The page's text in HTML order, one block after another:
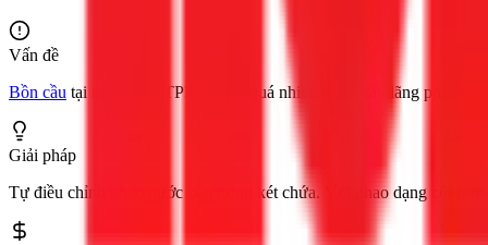
Vấn đề
Bồn cầu tại nhà bạn ở TPHCM xả quá nhiều nước gây lãng phí,
Giải pháp
Tự điều chỉnh phao nước bên trong két chứa. Với phao dạng cột